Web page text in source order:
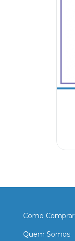
Como Comprar
Quem Somos